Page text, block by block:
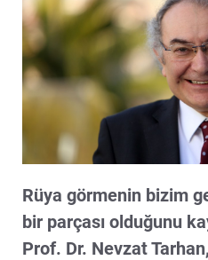
Rüya görmenin bizim
bir parçası olduğunu
Prof. Dr. Nevzat